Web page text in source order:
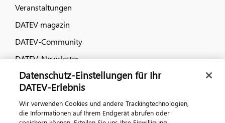
Veranstaltungen
DATEV magazin
DATEV-Community
DATEV-Newsletter
Kontaktieren Sie uns
Datenschutz-Einstellungen für Ihr
DATEV-Erlebnis
Wir verwenden Cookies und andere Trackingtechnologien,
die Informationen auf Ihrem Endgerät abrufen oder